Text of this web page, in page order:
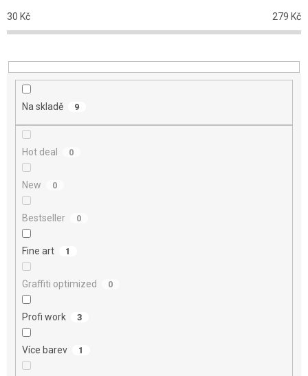
p
r
o
u
30 Kč 279 Kč
Na skladě 9
Hot deal 0
New 0
Bestseller 0
Fine art 1
Graffiti optimized 0
Profi work 3
Více barev 1